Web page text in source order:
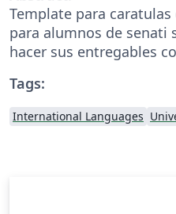
Template para
para alumnos de senati
hacer sus entregables
Tags:
International Languages